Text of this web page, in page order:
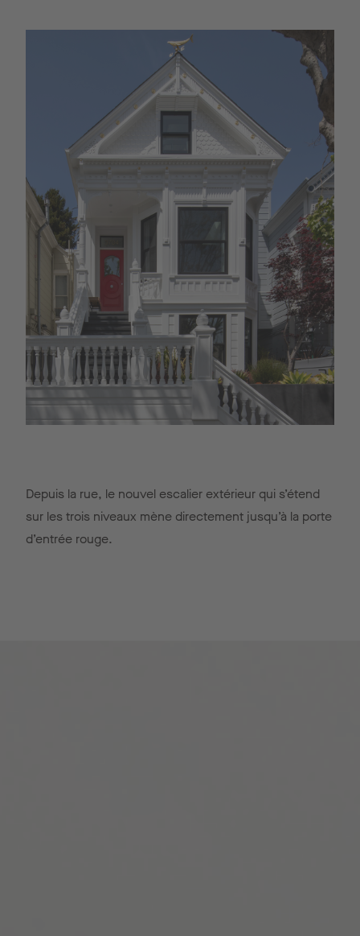
Depuis la rue, le nouvel escalier extérieur qui s’étend
sur les trois niveaux mène directement jusqu’à la porte
d’entrée rouge.